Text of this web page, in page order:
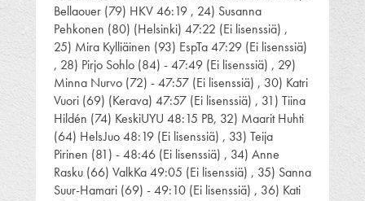
Bellaouer (79) HKV 46:19 , 24) Susanna
Pehkonen (80) (Helsinki) 47:22 (Ei lisenssiä) ,
25) Mira Kylliäinen (93) EspTa 47:29 (Ei lisenssiä)
, 28) Pirjo Sohlo (84) - 47:49 (Ei lisenssiä) , 29)
Minna Nurvo (72) - 47:57 (Ei lisenssiä) , 30) Katri
Vuori (69) (Kerava) 47:57 (Ei lisenssiä) , 31) Tiina
Hildén (74) KeskiUYU 48:15 PB, 32) Maarit Huhti
(64) HelsJuo 48:19 (Ei lisenssiä) , 33) Teija
Pirinen (81) - 48:46 (Ei lisenssiä) , 34) Anne
Rasku (66) ValkKa 49:05 (Ei lisenssiä) , 35) Sanna
Suur-Hamari (69) - 49:10 (Ei lisenssiä) , 36) Kati